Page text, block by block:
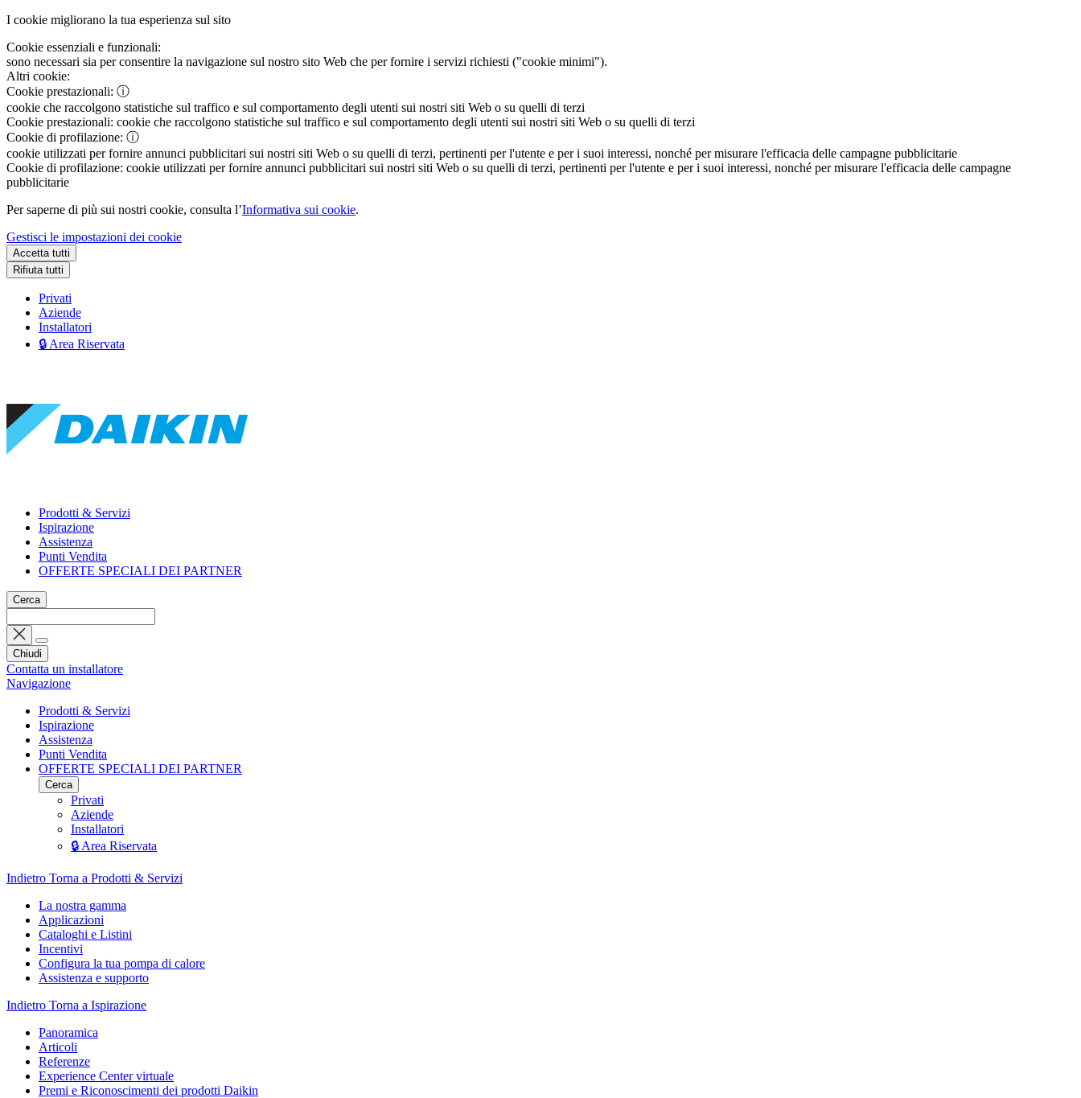
I cookie migliorano la tua esperienza sul sito
Cookie essenziali e funzionali:
sono necessari sia per consentire la navigazione sul nostro sito Web che per fornire i servizi richiesti ("cookie minimi").
Altri cookie:
Cookie prestazionali: ⓘ
cookie che raccolgono statistiche sul traffico e sul comportamento degli utenti sui nostri siti Web o su quelli di terzi
Cookie prestazionali: cookie che raccolgono statistiche sul traffico e sul comportamento degli utenti sui nostri siti Web o su quelli di terzi
Cookie di profilazione: ⓘ
cookie utilizzati per fornire annunci pubblicitari sui nostri siti Web o su quelli di terzi, pertinenti per l'utente e per i suoi interessi, nonché per misurare l'efficacia delle campagne pubblicitarie
Cookie di profilazione: cookie utilizzati per fornire annunci pubblicitari sui nostri siti Web o su quelli di terzi, pertinenti per l'utente e per i suoi interessi, nonché per misurare l'efficacia delle campagne
pubblicitarie
Per saperne di più sui nostri cookie, consulta l’Informativa sui cookie.
Gestisci le impostazioni dei cookie
Accetta tutti
Rifiuta tutti
Privati
Aziende
Installatori
🔒 Area Riservata
Prodotti & Servizi
Ispirazione
Assistenza
Punti Vendita
OFFERTE SPECIALI DEI PARTNER
Cerca
Chiudi
Contatta un installatore
Navigazione
Prodotti & Servizi
Ispirazione
Assistenza
Punti Vendita
OFFERTE SPECIALI DEI PARTNER
Cerca
Privati
Aziende
Installatori
🔒 Area Riservata
Indietro Torna a Prodotti & Servizi
La nostra gamma
Applicazioni
Cataloghi e Listini
Incentivi
Configura la tua pompa di calore
Assistenza e supporto
Indietro Torna a Ispirazione
Panoramica
Articoli
Referenze
Experience Center virtuale
Premi e Riconoscimenti dei prodotti Daikin